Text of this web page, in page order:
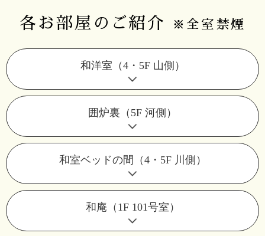
各お部屋のご紹介 ※全室禁煙
和洋室（4・5F 山側）
囲炉裏（5F 河側）
和室ベッドの間（4・5F 川側）
和庵（1F 101号室）